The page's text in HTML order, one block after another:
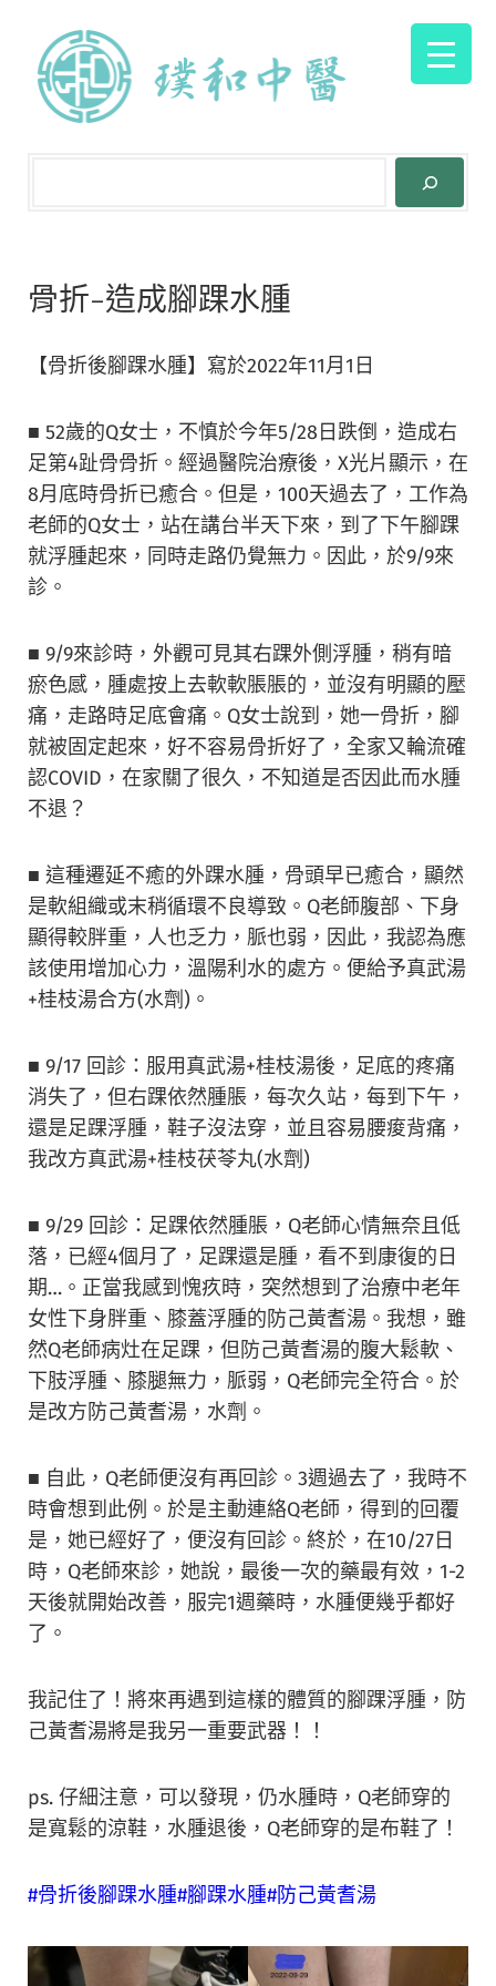
骨折-造成腳踝水腫
【骨折後腳踝水腫】寫於2022年11月1日
■ 52歲的Q女士，不慎於今年5/28日跌倒，造成右
足第4趾骨骨折。經過醫院治療後，X光片顯示，在
8月底時骨折已癒合。但是，100天過去了，工作為
老師的Q女士，站在講台半天下來，到了下午腳踝
就浮腫起來，同時走路仍覺無力。因此，於9/9來
診。
■ 9/9來診時，外觀可見其右踝外側浮腫，稍有暗
瘀色感，腫處按上去軟軟脹脹的，並沒有明顯的壓
痛，走路時足底會痛。Q女士說到，她一骨折，腳
就被固定起來，好不容易骨折好了，全家又輪流確
認COVID，在家關了很久，不知道是否因此而水腫
不退？
■ 這種遷延不癒的外踝水腫，骨頭早已癒合，顯然
是軟組織或末稍循環不良導致。Q老師腹部、下身
顯得較胖重，人也乏力，脈也弱，因此，我認為應
該使用增加心力，溫陽利水的處方。便給予真武湯
+桂枝湯合方(水劑)。
■ 9/17 回診：服用真武湯+桂枝湯後，足底的疼痛
消失了，但右踝依然腫脹，每次久站，每到下午，
還是足踝浮腫，鞋子沒法穿，並且容易腰痠背痛，
我改方真武湯+桂枝茯苓丸(水劑)
■ 9/29 回診：足踝依然腫脹，Q老師心情無奈且低
落，已經4個月了，足踝還是腫，看不到康復的日
期…。正當我感到愧疚時，突然想到了治療中老年
女性下身胖重、膝蓋浮腫的防己黃耆湯。我想，雖
然Q老師病灶在足踝，但防己黃耆湯的腹大鬆軟、
下肢浮腫、膝腿無力，脈弱，Q老師完全符合。於
是改方防己黃耆湯，水劑。
■ 自此，Q老師便沒有再回診。3週過去了，我時不
時會想到此例。於是主動連絡Q老師，得到的回覆
是，她已經好了，便沒有回診。終於，在10/27日
時，Q老師來診，她說，最後一次的藥最有效，1-2
天後就開始改善，服完1週藥時，水腫便幾乎都好
了。
我記住了！將來再遇到這樣的體質的腳踝浮腫，防
己黃耆湯將是我另一重要武器！！
ps. 仔細注意，可以發現，仍水腫時，Q老師穿的
是寬鬆的涼鞋，水腫退後，Q老師穿的是布鞋了！
#骨折後腳踝水腫#腳踝水腫#防己黃耆湯